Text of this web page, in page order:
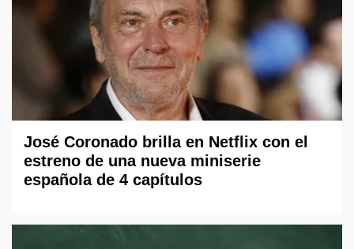
José Coronado brilla en Netflix con el
estreno de una nueva miniserie
española de 4 capítulos